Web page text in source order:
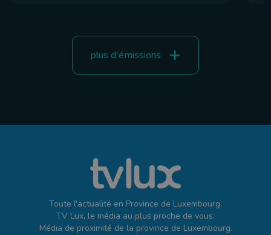
plus d'émissions
Toute l'actualité en Province de Luxembourg.
TV Lux, le média au plus proche de vous.
Média de proximité de la province de Luxembourg.